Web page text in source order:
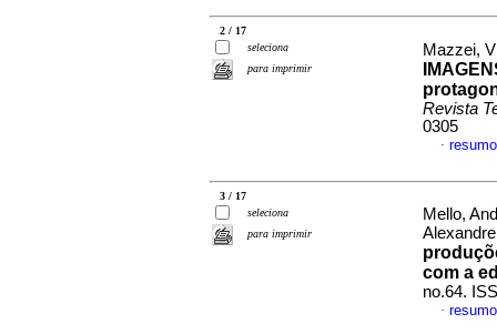
2 / 17
seleciona
para imprimir
Mazzei,
Revista
0305
·
3 / 17
seleciona
para imprimir
Mello,
com a
no.64.
·